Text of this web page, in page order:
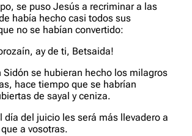
se puso Jesús a recriminar a las
había hecho casi todos sus
no se habían convertido:
ay de ti, Betsaida!
Sidón se hubieran hecho los milagros
hace tiempo que se habrían
de sayal y ceniza.
día del juicio les será más llevadero a
a vosotras.